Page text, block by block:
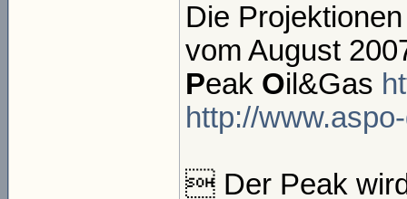
Die
vom August
Peak Oil&Gas
http://
 Der Peak